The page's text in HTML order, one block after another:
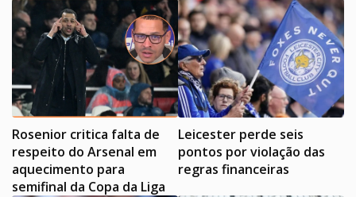
Rosenior critica falta de
respeito do Arsenal em
aquecimento para
semifinal da Copa da Liga
Leicester perde seis
pontos por violação das
regras financeiras